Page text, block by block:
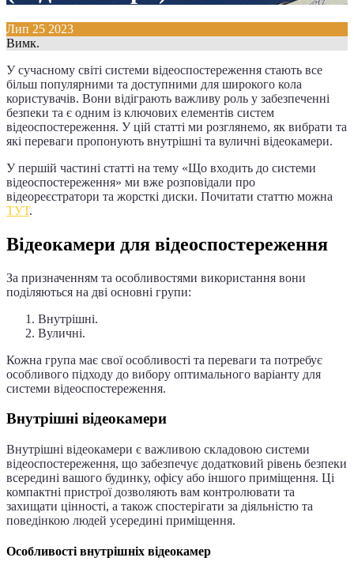
Лип 25 2023
Вимк.
У сучасному світі системи відеоспостереження стають все
більш популярними та доступними для широкого кола
користувачів. Вони відіграють важливу роль у забезпеченні
безпеки та є одним із ключових елементів систем
відеоспостереження. У цій статті ми розглянемо, як вибрати та
які переваги пропонують внутрішні та вуличні відеокамери.
У першій частині статті на тему «Що входить до системи
відеоспостереження» ми вже розповідали про
відеореєстратори та жорсткі диски. Почитати статтю можна
ТУТ.
Відеокамери для відеоспостереження
За призначенням та особливостями використання вони
поділяються на дві основні групи:
Внутрішні.
Вуличні.
Кожна група має свої особливості та переваги та потребує
особливого підходу до вибору оптимального варіанту для
системи відеоспостереження.
Внутрішні відеокамери
Внутрішні відеокамери є важливою складовою системи
відеоспостереження, що забезпечує додатковий рівень безпеки
всередині вашого будинку, офісу або іншого приміщення. Ці
компактні пристрої дозволяють вам контролювати та
захищати цінності, а також спостерігати за діяльністю та
поведінкою людей усередині приміщення.
Особливості внутрішніх відеокамер